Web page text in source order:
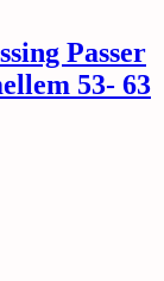
Passer
53- 63